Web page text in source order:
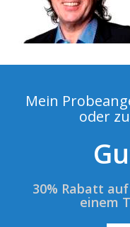
Mein
oder
30% Rabatt
einem